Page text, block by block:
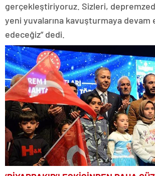
gerçekleştiriyoruz. Sizleri,
yeni yuvalarına kavuşturmaya devam
edeceğiz” dedi.